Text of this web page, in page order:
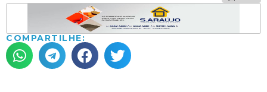
COMPARTILHE: